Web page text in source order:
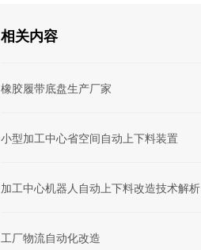
相关内容
橡胶履带底盘生产厂家
小型加工中心省空间自动上下料装置
加工中心机器人自动上下料改造技术解析
工厂物流自动化改造